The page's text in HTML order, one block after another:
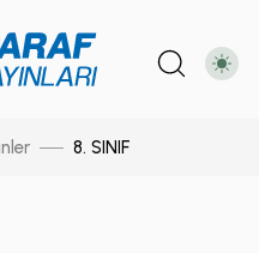
8. SINIF